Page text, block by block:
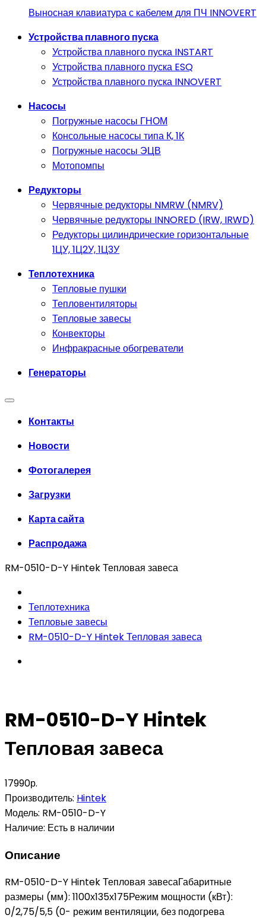
Выносная клавиатура с кабелем для ПЧ INNOVERT
Устройства плавного пуска
Устройства плавного пуска INSTART
Устройства плавного пуска ESQ
Устройства плавного пуска INNOVERT
Насосы
Погружные насосы ГНОМ
Консольные насосы типа К, 1К
Погружные насосы ЭЦВ
Мотопомпы
Редукторы
Червячные редукторы NMRW (NMRV)
Червячные редукторы INNORED (IRW, IRWD)
Редукторы цилиндрические горизонтальные
1ЦУ, 1Ц2У, 1Ц3У
Теплотехника
Тепловые пушки
Тепловентиляторы
Тепловые завесы
Конвекторы
Инфракрасные обогреватели
Генераторы
Контакты
Новости
Фотогалерея
Загрузки
Карта сайта
Распродажа
RM-0510-D-Y Hintek Тепловая завеса
Теплотехника
Тепловые завесы
RM-0510-D-Y Hintek Тепловая завеса
RM-0510-D-Y Hintek
Тепловая завеса
17990р.
Производитель: Hintek
Модель: RM-0510-D-Y
Наличие: Есть в наличии
Описание
RM-0510-D-Y Hintek Тепловая завесаГабаритные
размеры (мм): 1100х135х175Режим мощности (кВт):
0/2,75/5,5 (0- режим вентиляции, без подогрева